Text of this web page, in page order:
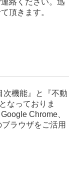
絡ください。迅
頂きます。
次機能』と『不動
なっておりま
Chrome、
ラウザをご活用